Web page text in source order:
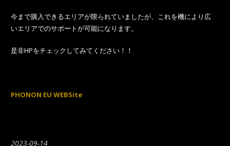
今まで購入できるエリアが限られていましたが、これを機により広
いエリアでのサポートが可能になります。
是非HPをチェックしてみてください！！
PHONON EU WEBSite
2023-09-14